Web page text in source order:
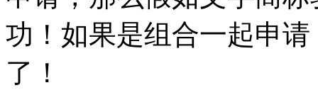
功！如果是组合一起申
了！